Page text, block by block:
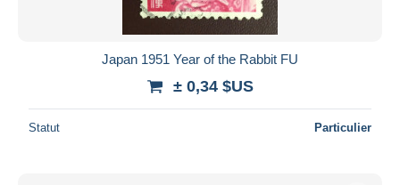
Japan 1951 Year of the Rabbit FU
± 0,34 $US
Statut Particulier